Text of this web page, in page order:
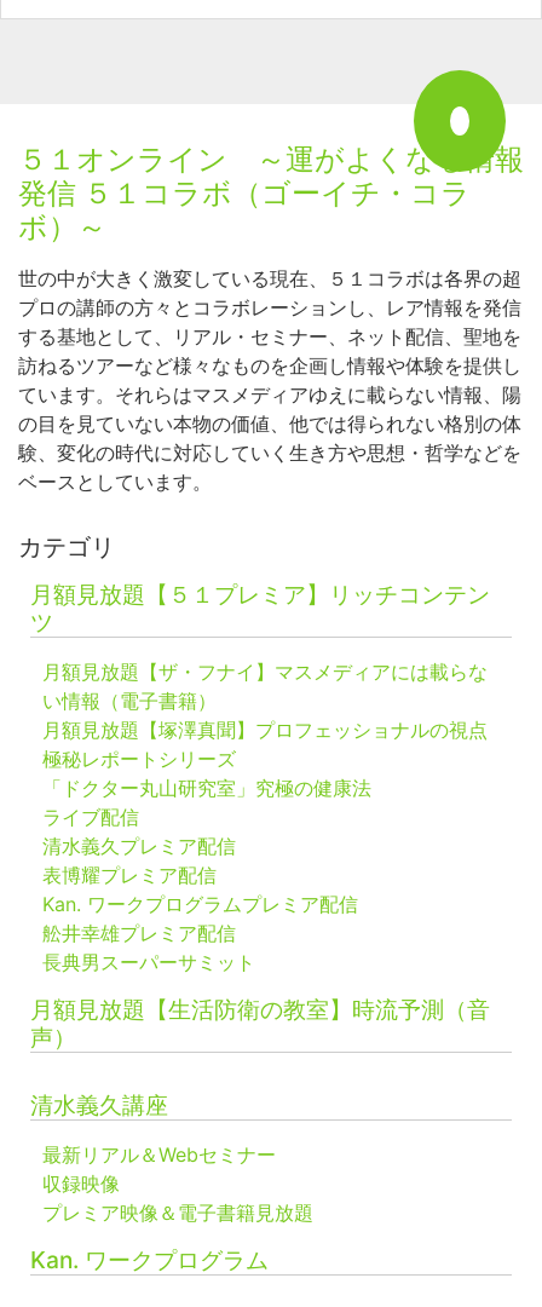
５１オンライン ～運がよくなる情報
発信 ５１コラボ（ゴーイチ・コラ
ボ）～
世の中が大きく激変している現在、５１コラボは各界の超
プロの講師の方々とコラボレーションし、レア情報を発信
する基地として、リアル・セミナー、ネット配信、聖地を
訪ねるツアーなど様々なものを企画し情報や体験を提供し
ています。それらはマスメディアゆえに載らない情報、陽
の目を見ていない本物の価値、他では得られない格別の体
験、変化の時代に対応していく生き方や思想・哲学などを
ベースとしています。
カテゴリ
月額見放題【５１プレミア】リッチコンテン
ツ
月額見放題【ザ・フナイ】マスメディアには載らな
い情報（電子書籍）
月額見放題【塚澤真聞】プロフェッショナルの視点
極秘レポートシリーズ
「ドクター丸山研究室」究極の健康法
ライブ配信
清水義久プレミア配信
表博耀プレミア配信
Kan. ワークプログラムプレミア配信
舩井幸雄プレミア配信
長典男スーパーサミット
月額見放題【生活防衛の教室】時流予測（音
声）
清水義久講座
最新リアル＆Webセミナー
収録映像
プレミア映像＆電子書籍見放題
Kan. ワークプログラム